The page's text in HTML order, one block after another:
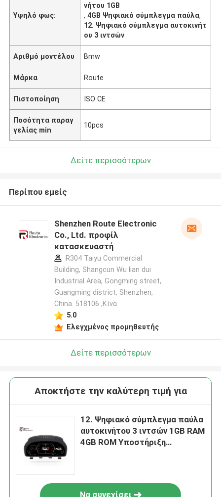
Υψηλό φως:
νήτου 1GB
,4GB Ψηφιακό σύμπλεγμα παύλα,
12. Ψηφιακό σύμπλεγμα αυτοκινήτ
ου 3 ιντσών
Αριθμό μοντέλου Bmw
Μάρκα Route
Πιστοποίηση ISO CE
Ποσότητα παραγ
γελίας min
10pcs
Δείτε περισσότερων
Περίπου εμείς
Shenzhen Route Electronic
Co., Ltd. προφίλ
κατασκευαστή
R304 Taiyu Commercial
Building, Shangcun Wu lian dui
Industrial Area, Gongming street,
Guangming district, Shenzhen,
China. 518106 ,Κίνα
5.0
Ελεγχμένος προμηθευτής
Δείτε περισσότερων
Αποκτήστε την καλύτερη τιμή για
12. Ψηφιακό σύμπλεγμα παύλα
αυτοκινήτου 3 ιντσών 1GB RAM
4GB ROM Υποστήριξη
Να συνεχίσει